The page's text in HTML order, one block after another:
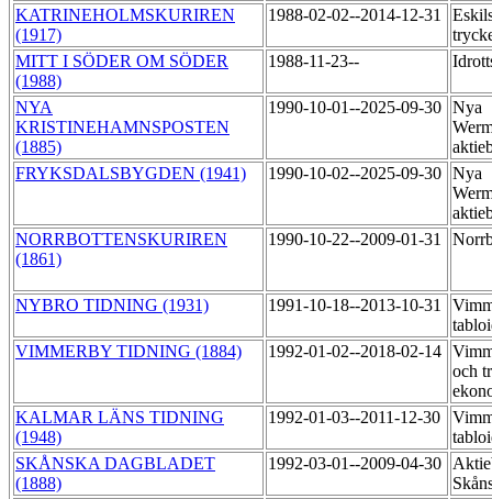
KATRINEHOLMSKURIREN
(1917)
1988-02-02--2014-12-31
MITT I SÖDER OM SÖDER
(1988)
1988-11-23--
NYA
KRISTINEHAMNSPOSTEN
(1885)
1990-10-01--2025-09-30 Nya
FRYKSDALSBYGDEN (1941)
1990-10-02--2025-09-30 Nya
NORRBOTTENSKURIREN
(1861)
1990-10-22--2009-01-31
NYBRO TIDNING (1931) 1991-10-18--2013-10-31
VIMMERBY TIDNING (1884)
1992-01-02--2018-02-14
och
KALMAR LÄNS TIDNING
(1948)
1992-01-03--2011-12-30
SKÅNSKA DAGBLADET
(1888)
1992-03-01--2009-04-30